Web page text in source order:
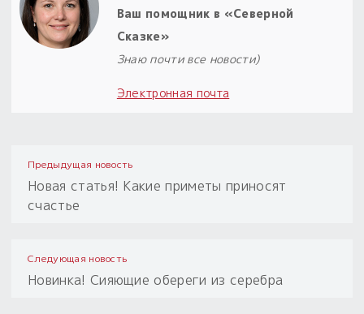
Оберег в подарок
к заказу от 3 тыс. руб.
Ваш помощник в «Северной
Сказке»
Знаю почти все новости)
Электронная почта
Предыдущая новость
Новая статья! Какие приметы приносят
счастье
Следующая новость
Новинка! Сияющие обереги из серебра